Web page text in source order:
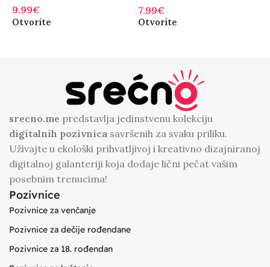
9.99€
Otvorite
7.99€
Otvorite
srecno.me predstavlja jedinstvenu kolekciju
digitalnih pozivnica savršenih za svaku priliku.
Uživajte u ekološki prihvatljivoj i kreativno dizajniranoj
digitalnoj galanteriji koja dodaje lični pečat vašim
posebnim trenucima!
Pozivnice
Pozivnice za venčanje
Pozivnice za dečije rođendane
Pozivnice za 18. rođendan